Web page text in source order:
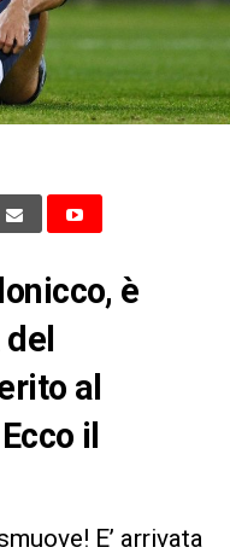
è
al
il
E’ arrivata